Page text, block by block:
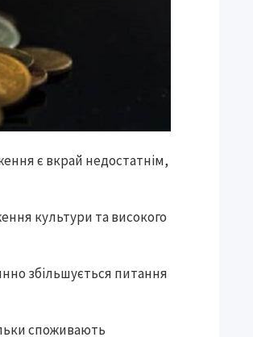
є вкрай недостатнім,
культури та високого
збільшується питання
споживають